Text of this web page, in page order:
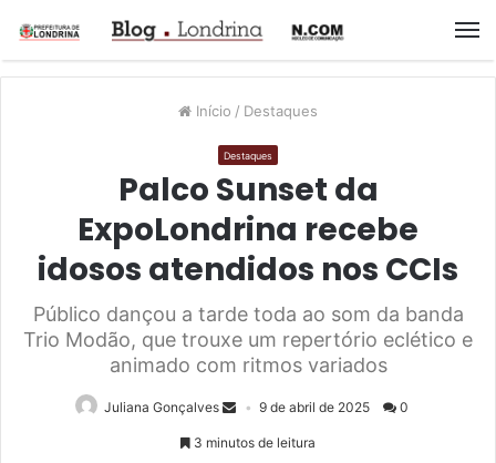
Início / Destaques
Destaques
Palco Sunset da
ExpoLondrina recebe
idosos atendidos nos CCIs
Público dançou a tarde toda ao som da banda
Trio Modão, que trouxe um repertório eclético e
animado com ritmos variados
Juliana Gonçalves 9 de abril de 2025 0
3 minutos de leitura